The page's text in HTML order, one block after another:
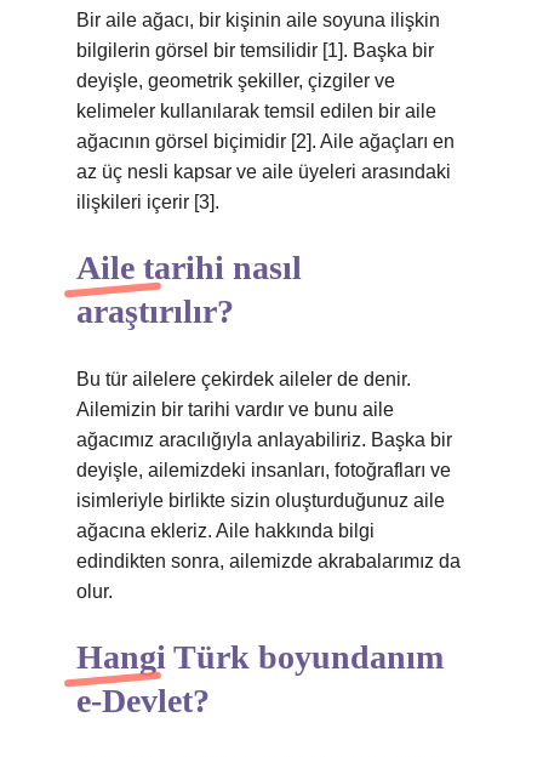
Bir aile ağacı, bir kişinin aile soyuna ilişkin
bilgilerin görsel bir temsilidir [1]. Başka bir
deyişle, geometrik şekiller, çizgiler ve
kelimeler kullanılarak temsil edilen bir aile
ağacının görsel biçimidir [2]. Aile ağaçları en
az üç nesli kapsar ve aile üyeleri arasındaki
ilişkileri içerir [3].
Aile tarihi nasıl
araştırılır?
Bu tür ailelere çekirdek aileler de denir.
Ailemizin bir tarihi vardır ve bunu aile
ağacımız aracılığıyla anlayabiliriz. Başka bir
deyişle, ailemizdeki insanları, fotoğrafları ve
isimleriyle birlikte sizin oluşturduğunuz aile
ağacına ekleriz. Aile hakkında bilgi
edindikten sonra, ailemizde akrabalarımız da
olur.
Hangi Türk boyundanım
e-Devlet?